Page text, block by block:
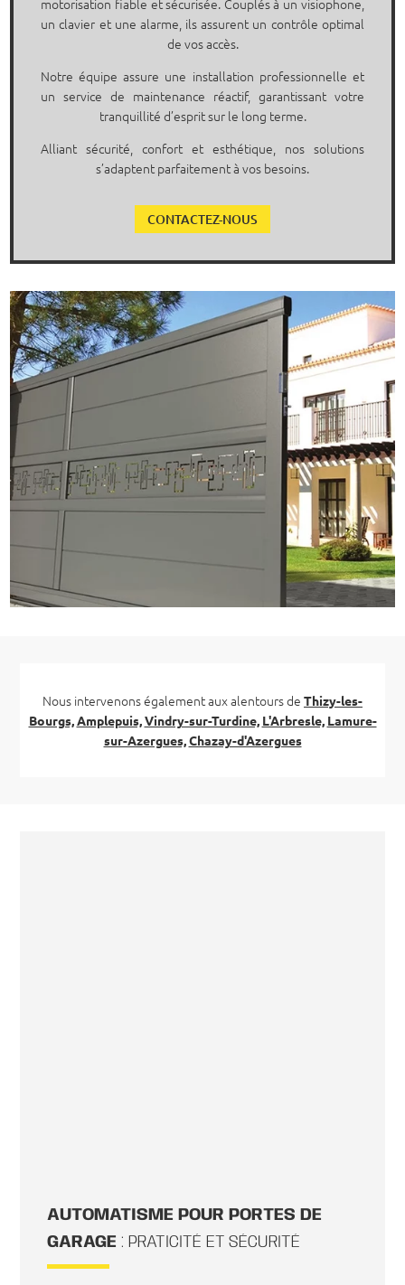
un clavier et une alarme, ils assurent un contrôle optimal
de vos accès.
Notre équipe assure une installation professionnelle et
un service de maintenance réactif, garantissant votre
tranquillité d’esprit sur le long terme.
Alliant sécurité, confort et esthétique, nos solutions
s’adaptent parfaitement à vos besoins.
CONTACTEZ-NOUS
Nous intervenons également aux alentours de Thizy-les-
Bourgs,Amplepuis,Vindry-sur-Turdine, L'Arbresle, Lamure-
sur-Azergues,Chazay-d'Azergues
AUTOMATISME POUR PORTES DE
GARAGE : PRATICITÉ ET SÉCURITÉ